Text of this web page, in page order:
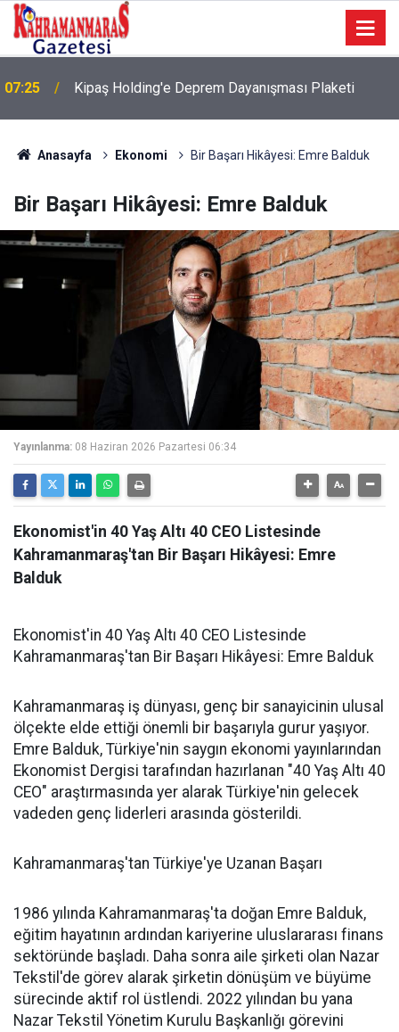
07:25 Kipaş Holding'e Deprem Dayanışması Plaketi
Anasayfa Ekonomi Bir Başarı Hikâyesi: Emre Balduk
Bir Başarı Hikâyesi: Emre Balduk
Yayınlanma: 08 Haziran 2026 Pazartesi 06:34
Ekonomist'in 40 Yaş Altı 40 CEO Listesinde
Kahramanmaraş'tan Bir Başarı Hikâyesi: Emre
Balduk
Ekonomist'in 40 Yaş Altı 40 CEO Listesinde
Kahramanmaraş'tan Bir Başarı Hikâyesi: Emre Balduk
Kahramanmaraş iş dünyası, genç bir sanayicinin ulusal
ölçekte elde ettiği önemli bir başarıyla gurur yaşıyor.
Emre Balduk, Türkiye'nin saygın ekonomi yayınlarından
Ekonomist Dergisi tarafından hazırlanan "40 Yaş Altı 40
CEO" araştırmasında yer alarak Türkiye'nin gelecek
vadeden genç liderleri arasında gösterildi.
Kahramanmaraş'tan Türkiye'ye Uzanan Başarı
1986 yılında Kahramanmaraş'ta doğan Emre Balduk,
eğitim hayatının ardından kariyerine uluslararası finans
sektöründe başladı. Daha sonra aile şirketi olan Nazar
Tekstil'de görev alarak şirketin dönüşüm ve büyüme
sürecinde aktif rol üstlendi. 2022 yılından bu yana
Nazar Tekstil Yönetim Kurulu Başkanlığı görevini